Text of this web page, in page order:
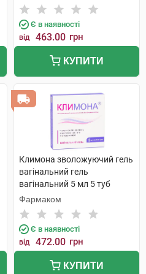
SpA
Є в наявності
від 463.00 грн
КУПИТИ
Климона зволожуючий гель
вагінальний гель
вагінальний 5 мл 5 туб
Фармаком
Є в наявності
від 472.00 грн
КУПИТИ